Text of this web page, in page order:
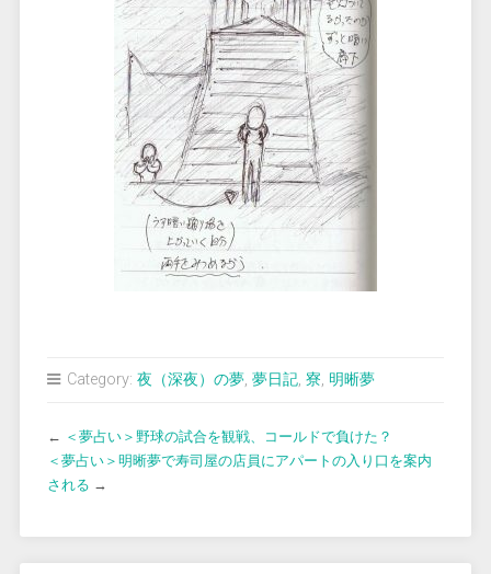
Category: 夜（深夜）の夢, 夢日記, 寮, 明晰夢
← ＜夢占い＞野球の試合を観戦、コールドで負けた？
＜夢占い＞明晰夢で寿司屋の店員にアパートの入り口を案内
される →